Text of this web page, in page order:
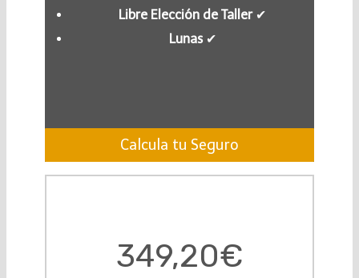
Libre Elección de Taller✔︎
Lunas✔︎
Calcula tu Seguro
349,20€